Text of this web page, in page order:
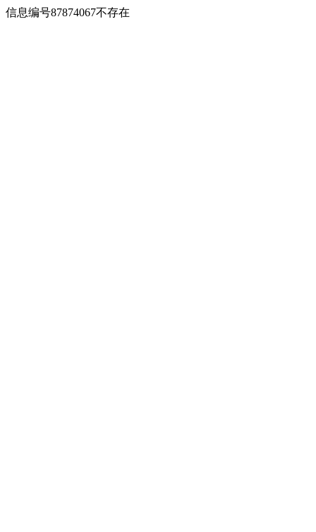
信息编号87874067不存在